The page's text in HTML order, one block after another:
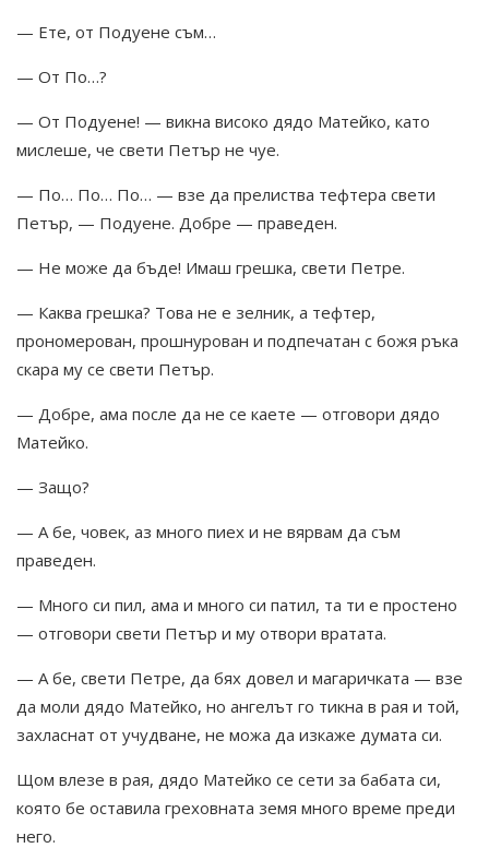
— Ете, от Подуене съм…
— От По…?
— От Подуене! — викна високо дядо Матейко, като
мислеше, че свети Петър не чуе.
— По… По… По… — взе да прелиства тефтера свети
Петър, — Подуене. Добре — праведен.
— Не може да бъде! Имаш грешка, свети Петре.
— Каква грешка? Това не е зелник, а тефтер,
прономерован, прошнурован и подпечатан с божя ръка
скара му се свети Петър.
— Добре, ама после да не се каете — отговори дядо
Матейко.
— Защо?
— А бе, човек, аз много пиех и не вярвам да съм
праведен.
— Много си пил, ама и много си патил, та ти е простено
— отговори свети Петър и му отвори вратата.
— А бе, свети Петре, да бях довел и магаричката — взе
да моли дядо Матейко, но ангелът го тикна в рая и той,
захласнат от учудване, не можа да изкаже думата си.
Щом влезе в рая, дядо Матейко се сети за бабата си,
която бе оставила греховната земя много време преди
него.